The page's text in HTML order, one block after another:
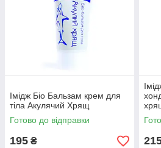
Імідж Біо Бальзам крем для
тіла Акулячий Хрящ
Готово до відправки
195 ₴